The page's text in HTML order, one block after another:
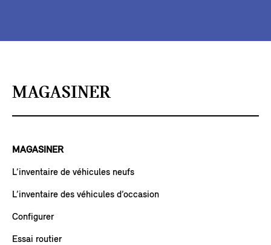
MAGASINER
MAGASINER
L’inventaire de véhicules neufs
L’inventaire des véhicules d’occasion
Configurer
Essai routier